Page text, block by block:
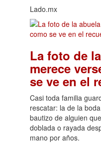
Lado.mx
La foto de
merece
se ve en el
Casi toda familia
rescatar: la de la
bautizo de alguien
doblada o rayada
mano por años.